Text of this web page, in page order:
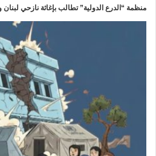
منظمة “الدرع الدولية” تطالب بإغاثة نازحي لبنان